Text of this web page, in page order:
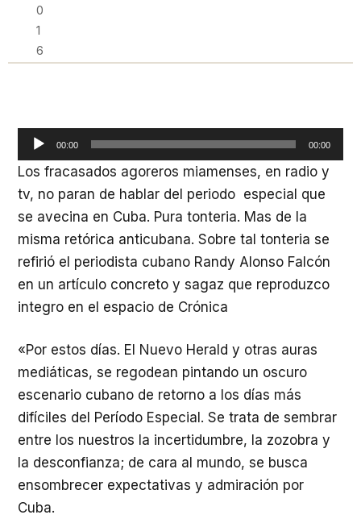
0
1
6
Reproductor
de
00:00 00:00
Los fracasados agoreros miamenses, en radio y
tv, no paran de hablar del periodo especial que
se avecina en Cuba. Pura tonteria. Mas de la
misma retórica anticubana. Sobre tal tonteria se
refirió el periodista cubano Randy Alonso Falcón
en un artículo concreto y sagaz que reproduzco
integro en el espacio de Crónica
«Por estos días. El Nuevo Herald y otras auras
mediáticas, se regodean pintando un oscuro
escenario cubano de retorno a los días más
difíciles del Período Especial. Se trata de sembrar
entre los nuestros la incertidumbre, la zozobra y
la desconfianza; de cara al mundo, se busca
ensombrecer expectativas y admiración por
Cuba.